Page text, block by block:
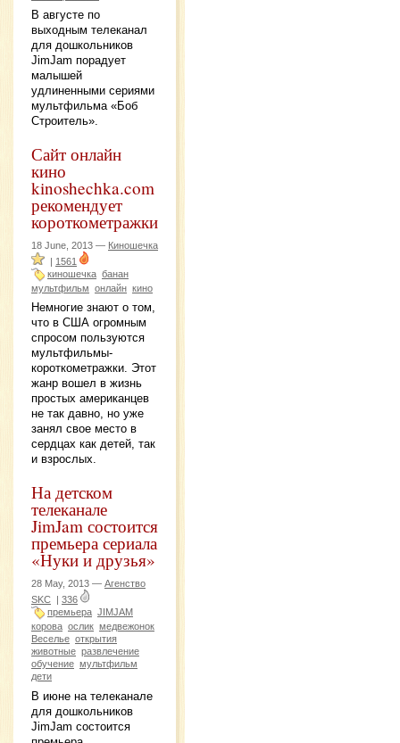
В августе по
выходным телеканал
для дошкольников
JimJam порадует
малышей
удлиненными сериями
мультфильма «Боб
Строитель».
Сайт онлайн
кино
kinoshechka.com
рекомендует
короткометражки
18 June, 2013 — Киношечка
| 1561
киношечка банан
мультфильм онлайн кино
Немногие знают о том,
что в США огромным
спросом пользуются
мультфильмы-
короткометражки. Этот
жанр вошел в жизнь
простых американцев
не так давно, но уже
занял свое место в
сердцах как детей, так
и взрослых.
На детском
телеканале
JimJam состоится
премьера сериала
«Нуки и друзья»
28 May, 2013 — Агенство
SKC
336
премьера JIMJAM
корова ослик медвежонок
Веселье открытия
животные развлечение
обучение мультфильм
дети
В июне на телеканале
для дошкольников
JimJam состоится